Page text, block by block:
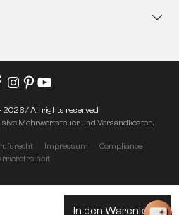
In den Warenkorb
Impressum
Compliance
2026 / All rights reserved.
Mehrwertsteuer und Versandkosten.